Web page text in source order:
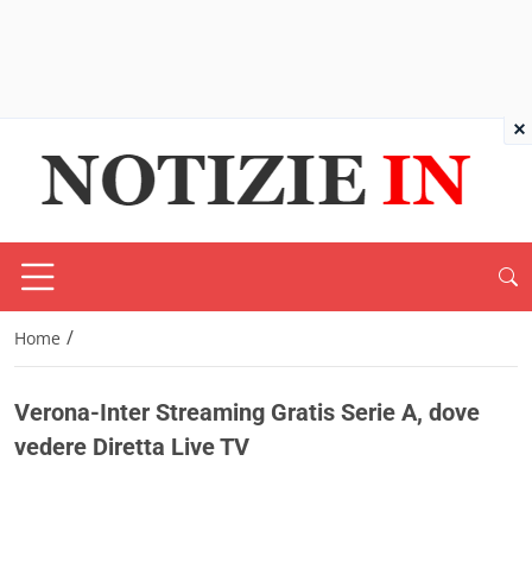
Home /
Verona-Inter Streaming Gratis Serie A, dove
vedere Diretta Live TV
×